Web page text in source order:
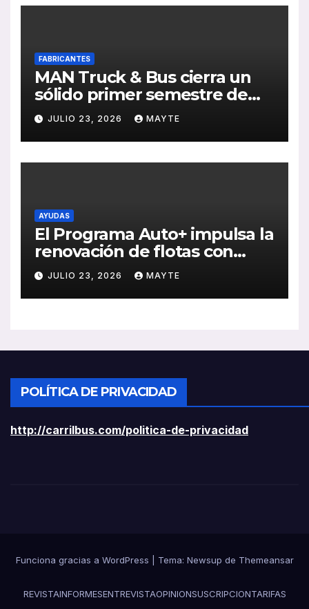
FABRICANTES
MAN Truck & Bus cierra un
sólido primer semestre de
2026 con crecimiento en
ventas, pedidos y
rentabilidad
JULIO 23, 2026 MAYTE
AYUDAS
El Programa Auto+ impulsa la
renovación de flotas con
ayudas a vehículos eléctricos
ligeros
JULIO 23, 2026 MAYTE
POLÍTICA DE PRIVACIDAD
http://carrilbus.com/politica-de-privacidad
Funciona gracias a WordPress Tema: Newsup de Themeansar
REVISTAINFORMESENTREVISTAOPINIONSUSCRIPCIONTARIFAS